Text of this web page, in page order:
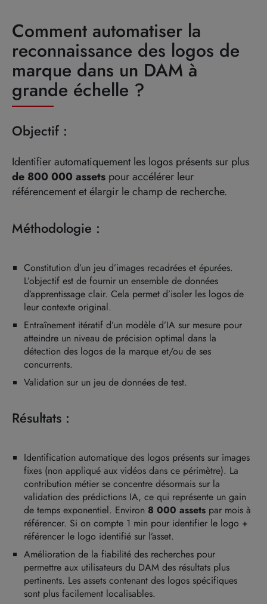
Comment automatiser la
reconnaissance des logos de
marque dans un DAM à
grande échelle ?
Objectif :
Identifier automatiquement les logos présents sur plus
de 800 000 assets pour accélérer leur
référencement et élargir le champ de recherche.
Méthodologie :
Constitution d’un jeu d’images recadrées et épurées.
L’objectif est de fournir un ensemble de données
d’apprentissage clair. Cela permet d’isoler les logos de
leur contexte original.
Entraînement itératif d’un modèle d’IA sur mesure pour
atteindre un niveau de précision optimal dans la
détection des logos de la marque et/ou de ses
concurrents.
Validation sur un jeu de données de test.
Résultats :
Identification automatique des logos présents sur images
fixes (non appliqué aux vidéos dans ce périmètre). La
contribution métier se concentre désormais sur la
validation des prédictions IA, ce qui représente un gain
de temps exponentiel. Environ 8 000 assets par mois à
référencer. Si on compte 1 min pour identifier le logo +
référencer le logo identifié sur l’asset.
Amélioration de la fiabilité des recherches pour
permettre aux utilisateurs du DAM des résultats plus
pertinents. Les assets contenant des logos spécifiques
sont plus facilement localisables.